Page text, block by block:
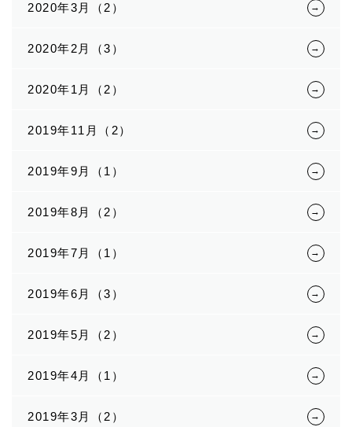
2020年3月（2）
2020年2月（3）
2020年1月（2）
2019年11月（2）
2019年9月（1）
2019年8月（2）
2019年7月（1）
2019年6月（3）
2019年5月（2）
2019年4月（1）
2019年3月（2）